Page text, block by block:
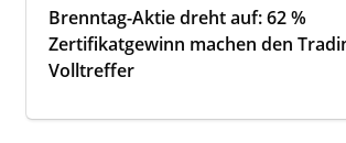
Brenntag-Aktie dreht auf: 62 %
Zertifikatgewinn machen den
Volltreffer